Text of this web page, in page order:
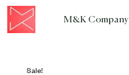
M&K Company
Sale!